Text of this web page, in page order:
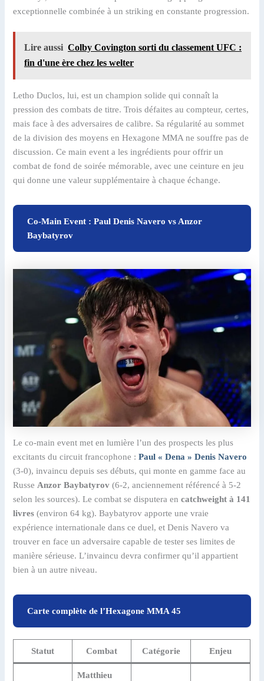
exceptionnelle combinée à un striking en constante progression.
Lire aussi Colby Covington sorti du classement UFC :
fin d'une ère chez les welter
Letho Duclos, lui, est un champion solide qui connaît la
pression des combats de titre. Trois défaites au compteur, certes,
mais face à des adversaires de calibre. Sa régularité au sommet
de la division des moyens en Hexagone MMA ne souffre pas de
discussion. Ce main event a les ingrédients pour offrir un
combat de fond de soirée mémorable, avec une ceinture en jeu
qui donne une valeur supplémentaire à chaque échange.
Co-Main Event : Paul Denis Navero vs Anzor
Baybatyrov
Le co-main event met en lumière l’un des prospects les plus
excitants du circuit francophone :Paul « Dena » Denis Navero
(3-0), invaincu depuis ses débuts, qui monte en gamme face au
Russe Anzor Baybatyrov (6-2, anciennement référencé à 5-2
selon les sources). Le combat se disputera encatchweight à 141
livres (environ 64 kg). Baybatyrov apporte une vraie
expérience internationale dans ce duel, et Denis Navero va
trouver en face un adversaire capable de tester ses limites de
manière sérieuse. L’invaincu devra confirmer qu’il appartient
bien à un autre niveau.
Carte complète de l’Hexagone MMA 45
Statut Combat Catégorie Enjeu
Matthieu